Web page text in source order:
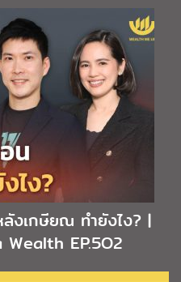
งเกษียณ ทำยังไง? |
EP.5O2